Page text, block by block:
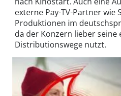
externe Pay-TV-Partner wie
Produktionen im
da der Konzern lieber seine
Distributionswege nutzt.